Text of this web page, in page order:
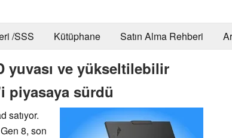
/SSS Kütüphane Satın Alma Rehberi
yuvası ve yükseltilebilir
piyasaya sürdü
satıyor.
8, son